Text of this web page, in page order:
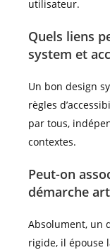
utilisateur.
Quels liens
system et
Un bon design
règles
par tous,
contextes.
Peut-on
démarche
Absolument, un
rigide, il épouse